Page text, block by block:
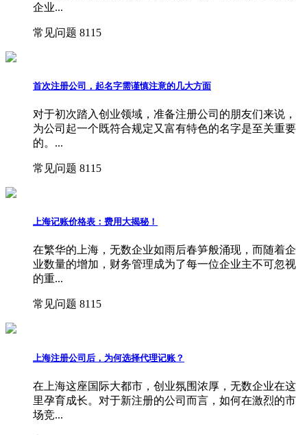
企业...
常见问题 8115
首次注册公司，起名字需谨慎注意的几大方面
对于初次踏入创业领域，准备注册公司的朋友们来说，
为公司起一个既符合规定又富有特色的名字是至关重要
的。...
常见问题 8115
上海记账价格表：费用大揭秘！
在繁华的上海，无数企业如雨后春笋般涌现，而随着企
业数量的增加，财务管理成为了每一位企业主不可忽视
的重...
常见问题 8115
上海注册公司后，为何选择代理记账？
在上海这座国际大都市，创业氛围浓厚，无数企业在这
里孕育成长。对于新注册的公司而言，如何在激烈的市
场竞...